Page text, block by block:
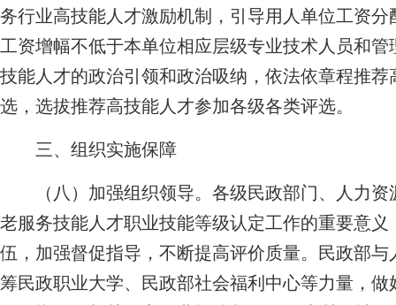
务行业高技能人才激励机制，引导用人单位工资
工资增幅不低于本单位相应层级专业技术人员和
技能人才的政治引领和政治吸纳，依法依章程推
选，选拔推荐高技能人才参加各级各类评选。
三、组织实施保障
（八）加强组织领导。 各级民政部门、人力
老服务技能人才职业技能等级认定工作的重要意
伍，加强督促指导，不断提高评价质量。民政部
筹民政职业大学、民政部社会福利中心等力量，